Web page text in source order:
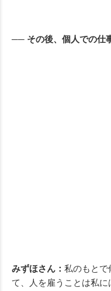
── その後、個人での仕
みずほさん： 私のもとで
て、人を雇うことは私